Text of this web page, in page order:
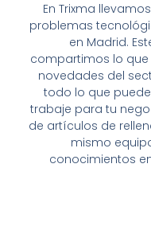
En Trixma
problemas
en Madrid.
compartimos lo
novedades del
todo lo que
trabaje para tu
de artículos de
mismo
conocimientos